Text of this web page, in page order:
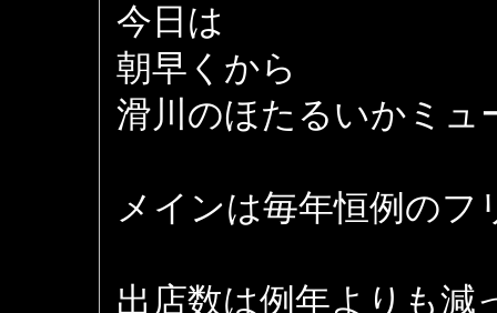
今日は
朝早くから
滑川のほたるいかミュ
メインは毎年恒例のフ
出店数は例年よりも減